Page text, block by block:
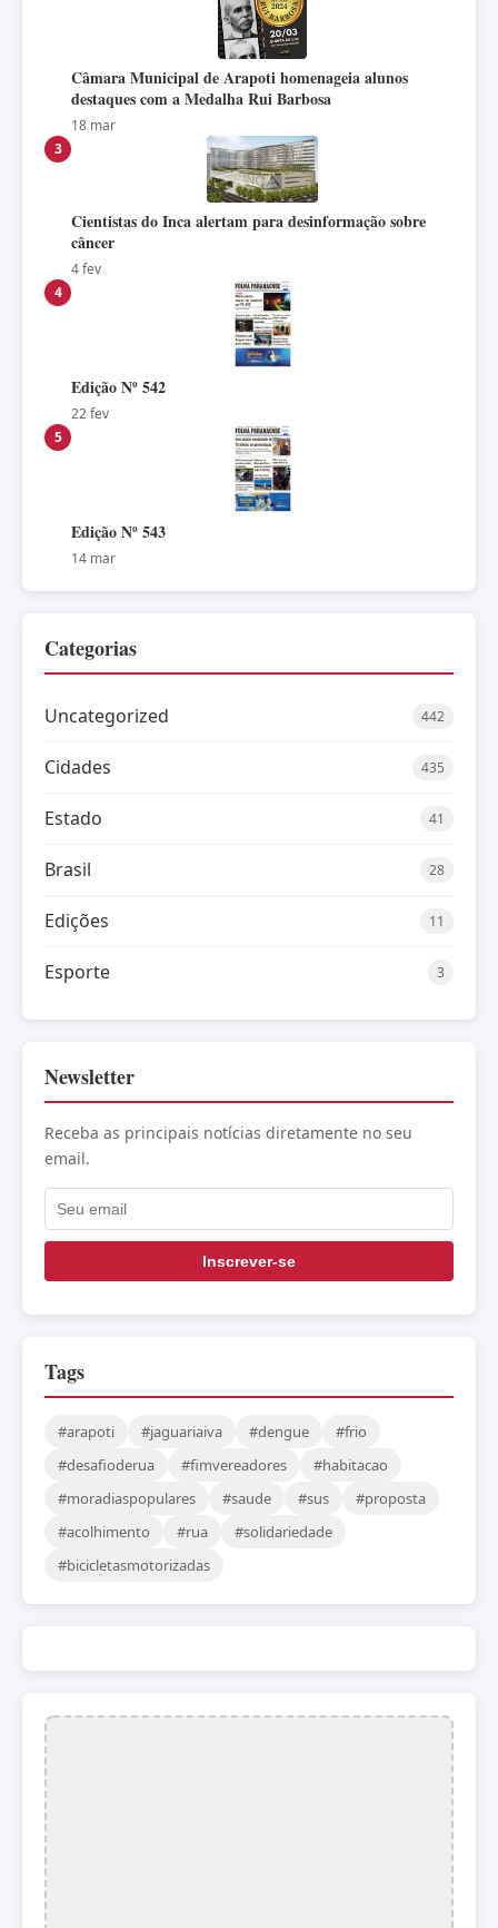
Câmara Municipal de Arapoti homenageia alunos
destaques com a Medalha Rui Barbosa
18 mar
3
Cientistas do Inca alertam para desinformação sobre
câncer
4 fev
4
Edição Nº 542
22 fev
5
Edição Nº 543
14 mar
Categorias
Uncategorized 442
Cidades 435
Estado 41
Brasil 28
Edições 11
Esporte 3
Newsletter
Receba as principais notícias diretamente no seu
email.
Inscrever-se
Tags
#arapoti #jaguariaiva #dengue
#frio
#desafioderua
#fimvereadores
#habitacao
#moradiaspopulares
#saude #sus
#proposta
#acolhimento
#rua
#solidariedade
#bicicletasmotorizadas